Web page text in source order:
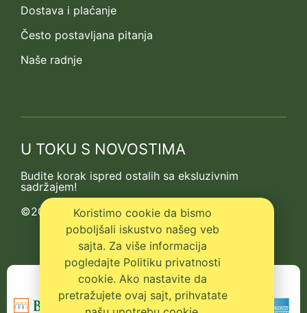
Dostava i plaćanje
Često postavljana pitanja
Naše radnje
U TOKU S NOVOSTIMA
Budite korak ispred ostalih sa eksluzivnim
sadržajem!
©2013-2026 Kedrova prica
Koristimo cookie da bismo
poboljšali iskustvo našeg veb
sajta. Za više informacija
pogledajte Politiku privatnosti
cookie. Ako nastavite da
pretražujete ovaj sajt, prihvatate